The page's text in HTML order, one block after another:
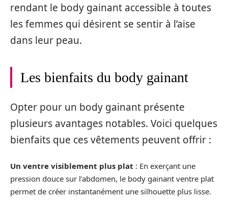
rendant le body gainant accessible à toutes
les femmes qui désirent se sentir à l’aise
dans leur peau.
Les bienfaits du body gainant
Opter pour un body gainant présente
plusieurs avantages notables. Voici quelques
bienfaits que ces vêtements peuvent offrir :
Un ventre visiblement plus plat : En exerçant une
pression douce sur l’abdomen, le body gainant ventre plat
permet de créer instantanément une silhouette plus lisse.